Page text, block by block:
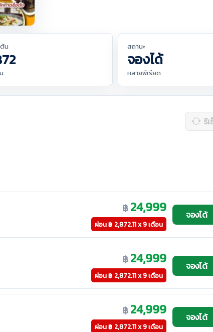
น
สถานะ
จองได้
หลายพีเรียด
รี
฿24,999
ผ่อน฿ 2,872.11 x 9 เดือน
จองได้
฿24,999
ผ่อน฿ 2,872.11 x 9 เดือน
จองได้
฿24,999
ผ่อน฿ 2,872.11 x 9 เดือน
จองได้